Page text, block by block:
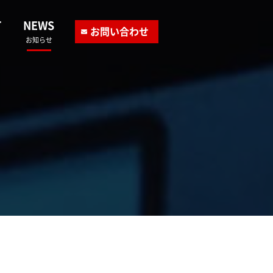
NEWS
お知らせ
お問い合わせ